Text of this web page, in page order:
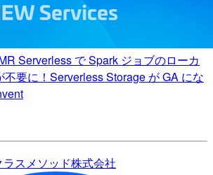
Serverless で Spark ジョブのローカ
要に！Serverless Storage が GA にな
ラスメソッド株式会社